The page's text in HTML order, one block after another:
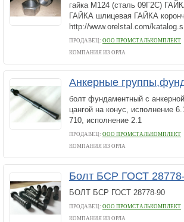
гайка М124 (сталь 09Г2С)
ГАЙКА шлицевая ГАЙКА
http://www.orelstal.com/
ПРОДАВЕЦ: ООО ПРОМСТАЛЬКОМПЛЕКТ
КОМПАНИЯ ИЗ ОРЛА
Анкерные
болт фундаментный с
цангой на конус, исполнение
710, исполнение 2.1
ПРОДАВЕЦ: ООО ПРОМСТАЛЬКОМПЛЕКТ
КОМПАНИЯ ИЗ ОРЛА
Болт БСР ГОСТ
БОЛТ БСР ГОСТ 28778-90
ПРОДАВЕЦ: ООО ПРОМСТАЛЬКОМПЛЕКТ
КОМПАНИЯ ИЗ ОРЛА